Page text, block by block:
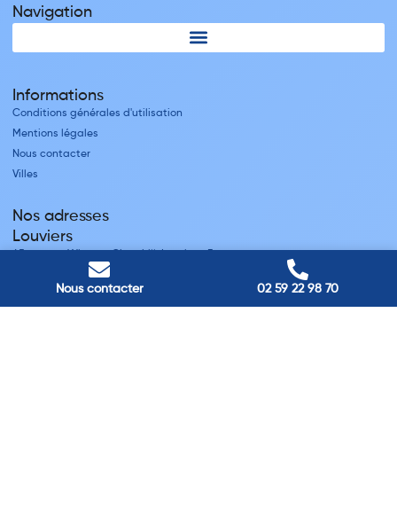
Nous contacter 02 59 22 98 70
Navigation
Informations
Conditions générales d'utilisation
Mentions légales
Nous contacter
Villes
Nos adresses
Louviers
Pont-Audemer
9 Rue du Président Georges Pompidou, Pont-Audemer, France
Rouen